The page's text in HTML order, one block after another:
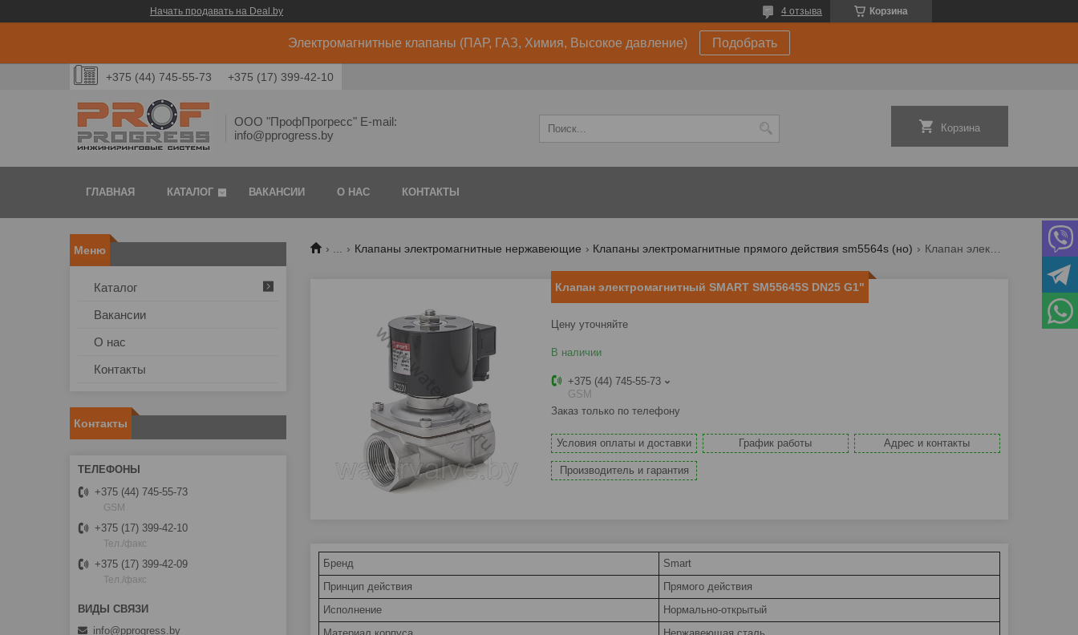
Начать продавать на Deal.by Корзина
4 отзыва
Электромагнитные клапаны (ПАР, ГАЗ, Химия, Высокое давление) Подобрать
+375 (44) 745-55-73 +375 (17) 399-42-10
ООО "ПрофПрогресс" E-mail:
info@pprogress.by
Корзина
ГЛАВНАЯ КАТАЛОГ ВАКАНСИИ О НАС КОНТАКТЫ
... Клапаны электромагнитные нержавеющие Клапаны электромагнитные прямого действия sm5564s (но) Клапан электромагнитный smart sm55645s dn25 g1"
Клапан электромагнитный SMART SM55645S DN25 G1"
Цену уточняйте
В наличии
+375 (44) 745-55-73
GSM
Заказ только по телефону
Условия оплаты и доставки График работы Адрес и контакты
Производитель и гарантия
Бренд
Smart
Принцип действия
Прямого действия
Исполнение
Нормально-открытый
Каталог
Вакансии
О нас
Контакты
Контакты
+375 (44) 745-55-73
GSM
+375 (17) 399-42-10
Тел./факс
+375 (17) 399-42-09
Тел./факс
info@pprogress.by